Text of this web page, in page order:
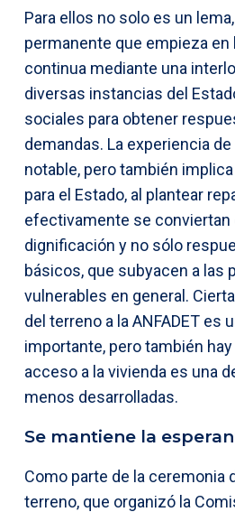
Para ellos no solo es un
permanente que empieza en
continua mediante una
diversas instancias del
sociales para obtener
demandas. La experiencia
notable, pero también
para el Estado, al plantear
efectivamente se conviertan
dignificación y no sólo
básicos, que subyacen a las
vulnerables en general.
del terreno a la ANFADET es
importante, pero también
acceso a la vivienda es una
menos desarrolladas.
Se mantiene la
Como parte de la ceremonia
terreno, que organizó la